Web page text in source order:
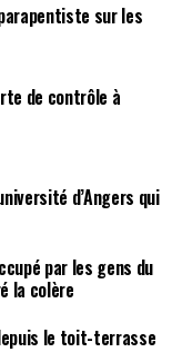
sur les
de contrôle à
d’Angers qui
par les gens du
la colère
le toit-terrasse